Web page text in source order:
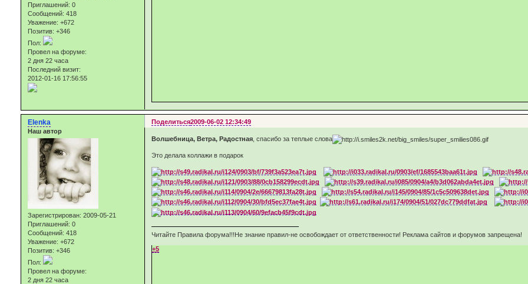
Приглашений: 0
Сообщений: 418
Уважение: +672
Позитив: +346
Пол:
Провел на форуме:
2 дня 22 часа
Последний визит:
2012-01-16 17:56:55
Поделиться2009-06-02 12:34:49
Elenka
Наш автор
Зарегистрирован: 2009-05-21
Приглашений: 0
Сообщений: 418
Уважение: +672
Позитив: +346
Пол:
Провел на форуме:
2 дня 22 часа
Волшебница, Ветра, Радостная, спасибо за теплые слова
Это делала коллажи в подарок
Читайте Правила форума!!!Не знание правил-не освобождает от ответственности! Реклама сайтов и форумов запрещена!
+5